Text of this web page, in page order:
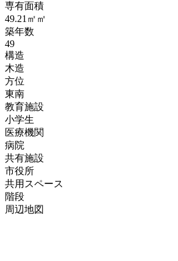
専有面積
49.21㎡㎡
築年数
49
構造
木造
方位
東南
教育施設
小学生
医療機関
病院
共有施設
市役所
共用スペース
階段
周辺地図